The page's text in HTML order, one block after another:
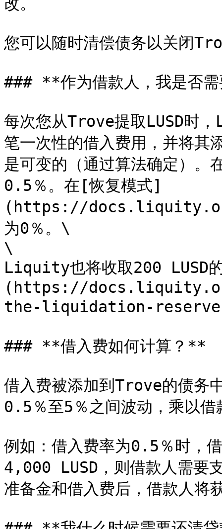
您可以随时清偿债务以关闭
### **作为借款人，我是否
每次您从Trove提取LUSD时
笔一次性的借入费用，并将其
是可变的（通过算法确定）。
0.5％。在[恢复模式]
(https://
为0％。\
\
Liquity也将收取200 LUSD
(https://
the-liquidation-reserve)，
### **借入费如何计算？**
借入费被添加到Trove的债务
0.5％至5％之间波动，乘以借
例如：借入费率为0.5％时，
4,000 LUSD，则借款人需要
准备金和借入费后，借款人